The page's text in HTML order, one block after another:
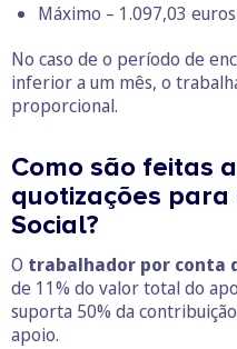
Máximo – 1.097,03
No caso de o período de
inferior a um mês, o
proporcional.
Como são feitas
quotizações para
Social?
O trabalhador por conta
de 11% do valor total do
suporta 50% da
apoio.